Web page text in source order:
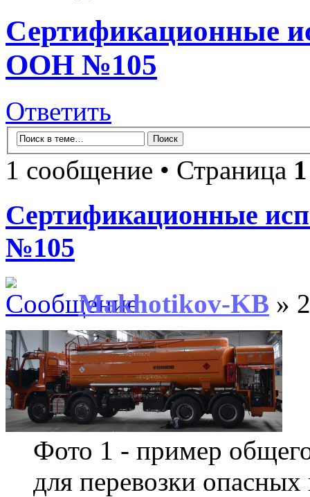
Сертификационные
ООН №105
Ответить
1 сообщение • Страница 1
Сертификационные
№105
Makhotikov-KB »
Фото 1 - пример
для перевозки опасных